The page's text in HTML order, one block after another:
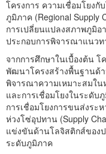
โครงการ ความเชื่อมโยง
ภูมิภาค (Regional Supply
การเปลี่ยนแปลงสภาพภูมิ
ประกอบการพิจารณาแนว
จากการศึกษาในเบื้องต้น
พัฒนาโครงสร้างพื้นฐานด้
พิจารณาความเหมาะสมใน
และการเชื่อมโยงในระดับ
การเชื่อมโยงการขนส่งระ
ห่วงโซ่อุปทาน (Supply
แข่งขันด้านโลจิสติกส์ของป
ระดับภูมิภาค